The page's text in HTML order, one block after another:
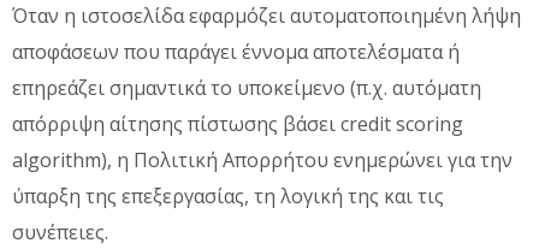
Όταν η ιστοσελίδα εφαρμόζει αυτοματοποιημένη λήψη
αποφάσεων που παράγει έννομα αποτελέσματα ή
επηρεάζει σημαντικά το υποκείμενο (π.χ. αυτόματη
απόρριψη αίτησης πίστωσης βάσει credit scoring
algorithm), η Πολιτική Απορρήτου ενημερώνει για την
ύπαρξη της επεξεργασίας, τη λογική της και τις
συνέπειες.